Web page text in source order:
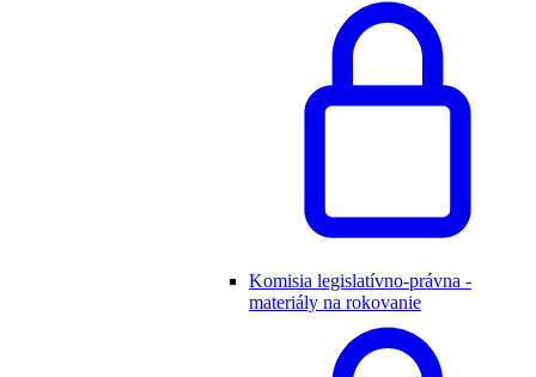
Komisia legislatívno-právna -
materiály na rokovanie